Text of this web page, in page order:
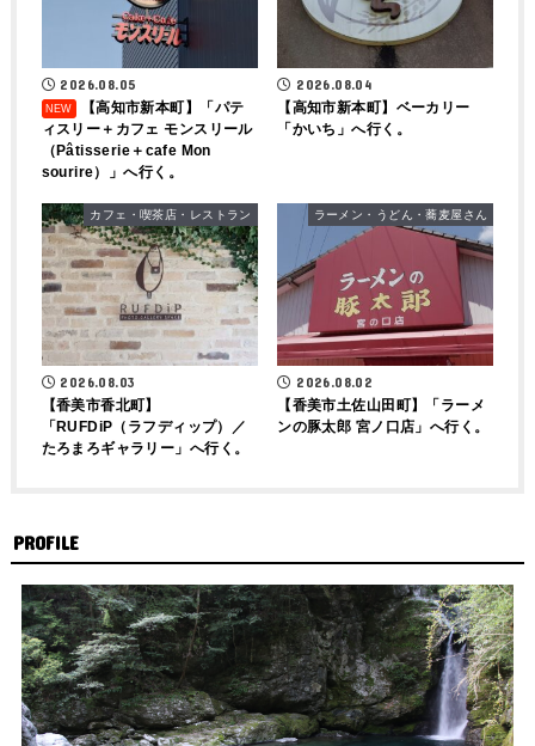
2026.08.05
【高知市新本町】「パテ
ィスリー＋カフェ モンスリール
（Pâtisserie＋cafe Mon
sourire）」へ行く。
2026.08.04
【高知市新本町】ベーカリー
「かいち」へ行く。
カフェ・喫茶店・レストラン
2026.08.03
【香美市香北町】
「RUFDiP（ラフディップ）／
たろまろギャラリー」へ行く。
ラーメン・うどん・蕎麦屋さん
2026.08.02
【香美市土佐山田町】「ラーメ
ンの豚太郎 宮ノ口店」へ行く。
PROFILE